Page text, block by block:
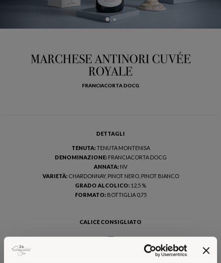
MARCHESE ANTINORI CUVÉE
ROYALE
FRANCIACORTA DOCG
DETTAGLI
TENUTA:TENUTA MONTENISA
DENOMINAZIONE: FRANCIACORTA DOCG
ANNATA: NV
VARIETÀ: CHARDONNAY, PINOT NERO, PINOT BIANCO
GRADO ALCOLICO: 12,5 %
FORMATO: BOTTIGLIA 0,75
CALICE CONSIGLIATO